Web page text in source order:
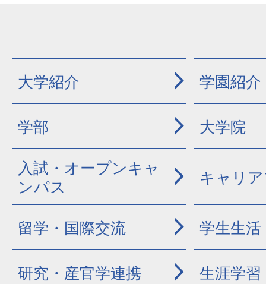
大学紹介 学園紹介
学部 大学院
入試・オープンキャ
ンパス
キャリ
留学・国際交流 学生生活
研究・産官学連携 生涯学習